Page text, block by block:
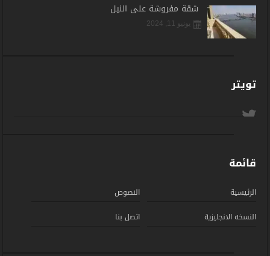
شقة مفروشة على النيل
يونيو 11, 2024
تويتر
قائمة
الرئيسية
النصوص
النسخه الانجليزية
اتصل بنا